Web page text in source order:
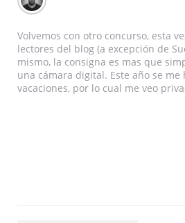
Volvemos con otro concurso, esta
lectores del blog (a excepción de
mismo, la consigna es mas que
una cámara digital. Este año se me
vacaciones, por lo cual me veo